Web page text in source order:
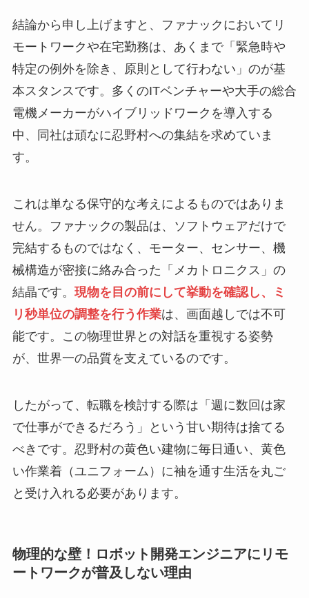
結論から申し上げますと、ファナックにおいてリ
モートワークや在宅勤務は、あくまで「緊急時や
特定の例外を除き、原則として行わない」のが基
本スタンスです。多くのITベンチャーや大手の総合
電機メーカーがハイブリッドワークを導入する
中、同社は頑なに忍野村への集結を求めていま
す。
これは単なる保守的な考えによるものではありま
せん。ファナックの製品は、ソフトウェアだけで
完結するものではなく、モーター、センサー、機
械構造が密接に絡み合った「メカトロニクス」の
結晶です。 現物を目の前にして挙動を確認し、ミ
リ秒単位の調整を行う作業は、画面越しでは不可
能です。この物理世界との対話を重視する姿勢
が、世界一の品質を支えているのです。
したがって、転職を検討する際は「週に数回は家
で仕事ができるだろう」という甘い期待は捨てる
べきです。忍野村の黄色い建物に毎日通い、黄色
い作業着（ユニフォーム）に袖を通す生活を丸ご
と受け入れる必要があります。
物理的な壁！ロボット開発エンジニアにリモ
ートワークが普及しない理由